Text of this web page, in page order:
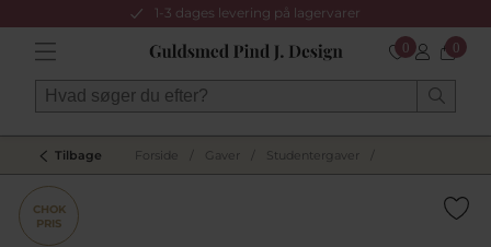
1-3 dages levering på lagervarer
0 0
Tilbage Forside Gaver Studentergaver
CHOK
PRIS